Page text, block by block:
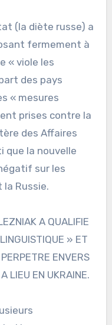
(la diète russe) a
fermement à
« viole les
des pays
« mesures
prises contre la
des Affaires
que la nouvelle
sur les
Russie.
A QUALIFIE
» ET
ENVERS
LIEU EN UKRAINE.